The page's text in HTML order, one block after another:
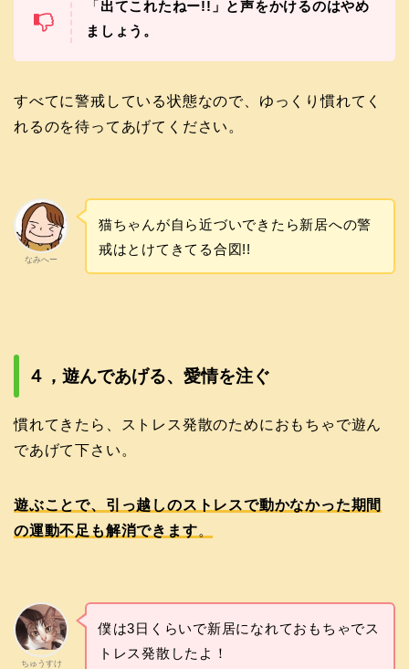
「出てこれたねー!!」と声をかけるのはやめ
ましょう。
すべてに警戒している状態なので、ゆっくり慣れてく
れるのを待ってあげてください。
なみへー
猫ちゃんが自ら近づいできたら新居への警
戒はとけてきてる合図!!
４，遊んであげる、愛情を注ぐ
慣れてきたら、ストレス発散のためにおもちゃで遊ん
であげて下さい。
遊ぶことで、引っ越しのストレスで動かなかった期間
の運動不足も解消できます。
ちゅうすけ
僕は3日くらいで新居になれておもちゃでス
トレス発散したよ！